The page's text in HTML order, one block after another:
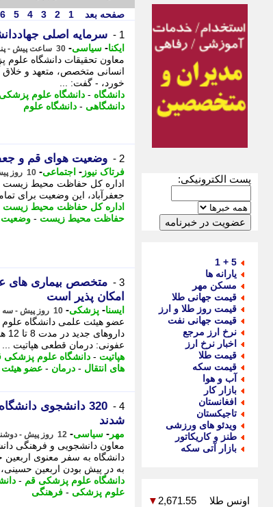
پست الکترونیکی:
5 + 1
یارانه ها
مسکن مهر
قیمت جهانی طلا
قیمت روز طلا و ارز
قیمت جهانی نفت
نرخ ارز مرجع
اخبار نرخ ارز
قیمت طلا
قیمت سکه
آب و هوا
بازار کار
افغانستان
تاجیکستان
ویدئو های ورزشی
طنز و کاریکاتور
بازار آتی سکه
اونس طلا 2,671.55
▼
صفحه بعد 1
2
3
4
5
6
1 - سرمایه اصلی
ایکنا- سیاسی- 30 ساعت پیش - پنجشنبه 15 مرداد 1405، 08:52
معاون تحقیقات دانشگاه علوم
انسانی متخصص، متعهد و خلاق
خورد، - گفت: ...
دانشگاه - دانشگاه علوم
دانشگاهی - دانشگاه علوم
2 - وضعیت هوای قم و
فرتاک نیوز - اجتماعی- 10 روز پیش - سه شنبه 6 مرداد 1405، 15:30
اداره کل حفاظت محیط زیست
جعفرآباد، این وضعیت برای
اداره کل حفاظت محیط زیست
حفاظت محیط زیست - وضعیت
3 -
امکان پذیر است
ایسنا- پزشکی- 10 روز پیش - سه شنبه 6 مرداد 1405، 07:20
عفونی: درمان قطعی هپاتیت ...
هپاتیت - دانشگاه علوم پزشکی
های انتقال - درمان - عضو
4 -
320 دانشجوی
شدند
مهر - سیاسی- 12 روز پیش - دوشنبه 5 مرداد 1405، 01:00
دانشگاه به سفر معنوی اربعین
به در پیش بودن اربعین حسینی،
دانشگاه علوم پزشکی قم -
علوم پزشکی - فرهنگی